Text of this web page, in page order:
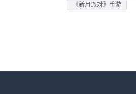
《新月派对》手游